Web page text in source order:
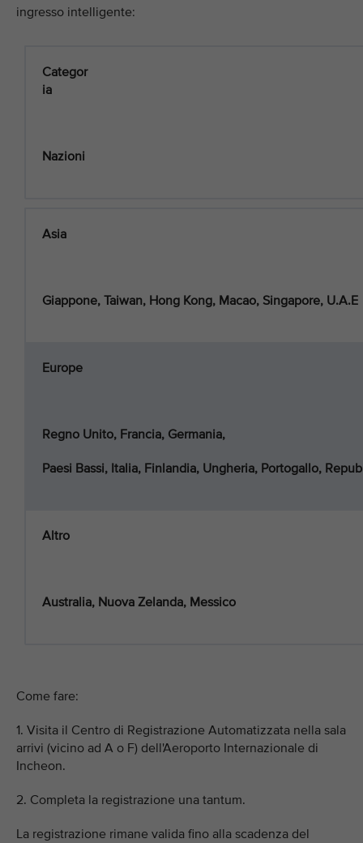
ingresso intelligente:
Categor
ia
Nazioni
Asia
Giappone, Taiwan, Hong Kong, Macao, Singapore, U.A.E
Europe
Regno Unito, Francia, Germania,
Paesi Bassi, Italia, Finlandia, Ungheria, Portogallo,
Altro
Australia, Nuova Zelanda, Messico
Come fare:
1. Visita il Centro di Registrazione Automatizzata nella sala
arrivi (vicino ad A o F) dell'Aeroporto Internazionale di
Incheon.
2. Completa la registrazione una tantum.
La registrazione rimane valida fino alla scadenza del